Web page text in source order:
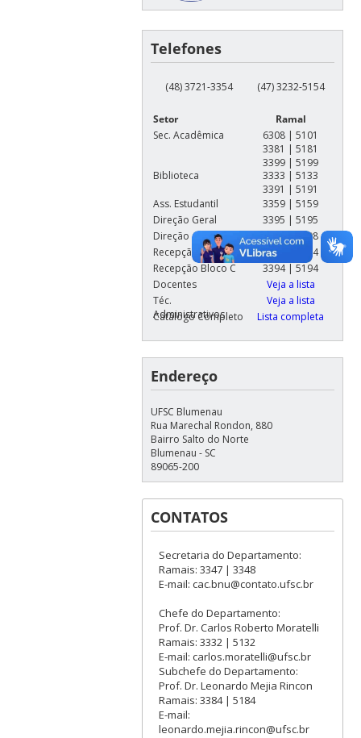
Telefones
(48) 3721-3354 (47) 3232-5154
Setor
Ramal
Sec. Acadêmica
6308 | 5101
3381 | 5181
3399 | 5199
Biblioteca
3333 | 5133
3391 | 5191
Ass. Estudantil
3359 | 5159
Direção Geral
3395 | 5195
Direção Admin
3398 | 5198
Recepção Bloco A
3354 | 5154
Recepção Bloco C
3394 | 5194
Docentes
Veja a lista
Téc.
Administrativos
Veja a lista
Catálogo Completo
Lista completa
Endereço
UFSC Blumenau
Rua Marechal Rondon, 880
Bairro Salto do Norte
Blumenau - SC
89065-200
CONTATOS
Secretaria do Departamento:
Ramais: 3347 | 3348
E-mail: cac.bnu@contato.ufsc.br
Chefe do Departamento:
Prof. Dr. Carlos Roberto Moratelli
Ramais: 3332 | 5132
E-mail: carlos.moratelli@ufsc.br
Subchefe do Departamento:
Prof. Dr. Leonardo Mejia Rincon
Ramais: 3384 | 5184
E-mail:
leonardo.mejia.rincon@ufsc.br